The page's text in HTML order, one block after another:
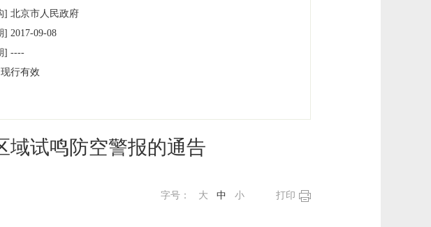
] 北京市人民政府
] 2017-09-08
] ----
现行有效
域试鸣防空警报的通告
打印
字号： 大 中 小